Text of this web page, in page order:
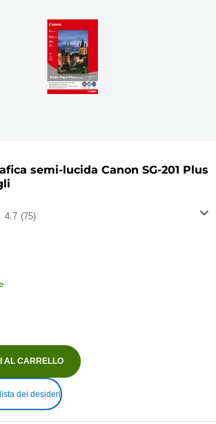
semi-lucida Canon SG-201 Plus
4.7 (75)
AL CARRELLO
dei desideri